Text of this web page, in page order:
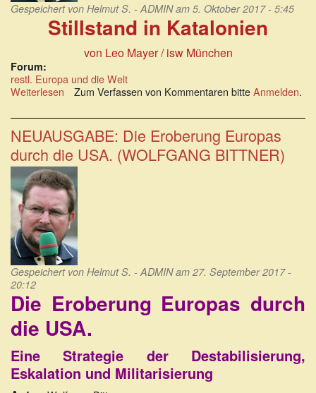
Gespeichert von Helmut S. - ADMINam 5. Oktober 2017 - 5:45
Stillstand in Katalonien
von Leo Mayer/ isw München
Forum:
restl. Europa und die Welt
Weiterlesen über
die
Schande
Europas!
Stillstand
in
Katalonien.
Zum Verfassen von Kommentaren bitteAnmelden.
NEUAUSGABE: Die Eroberung Europas
durch die USA. (WOLFGANG BITTNER)
Gespeichert von Helmut S. - ADMINam 27. September 2017 -
20:12
Die Eroberung Europas durch
die USA.
Eine Strategie der Destabilisierung,
Eskalation und Militarisierung